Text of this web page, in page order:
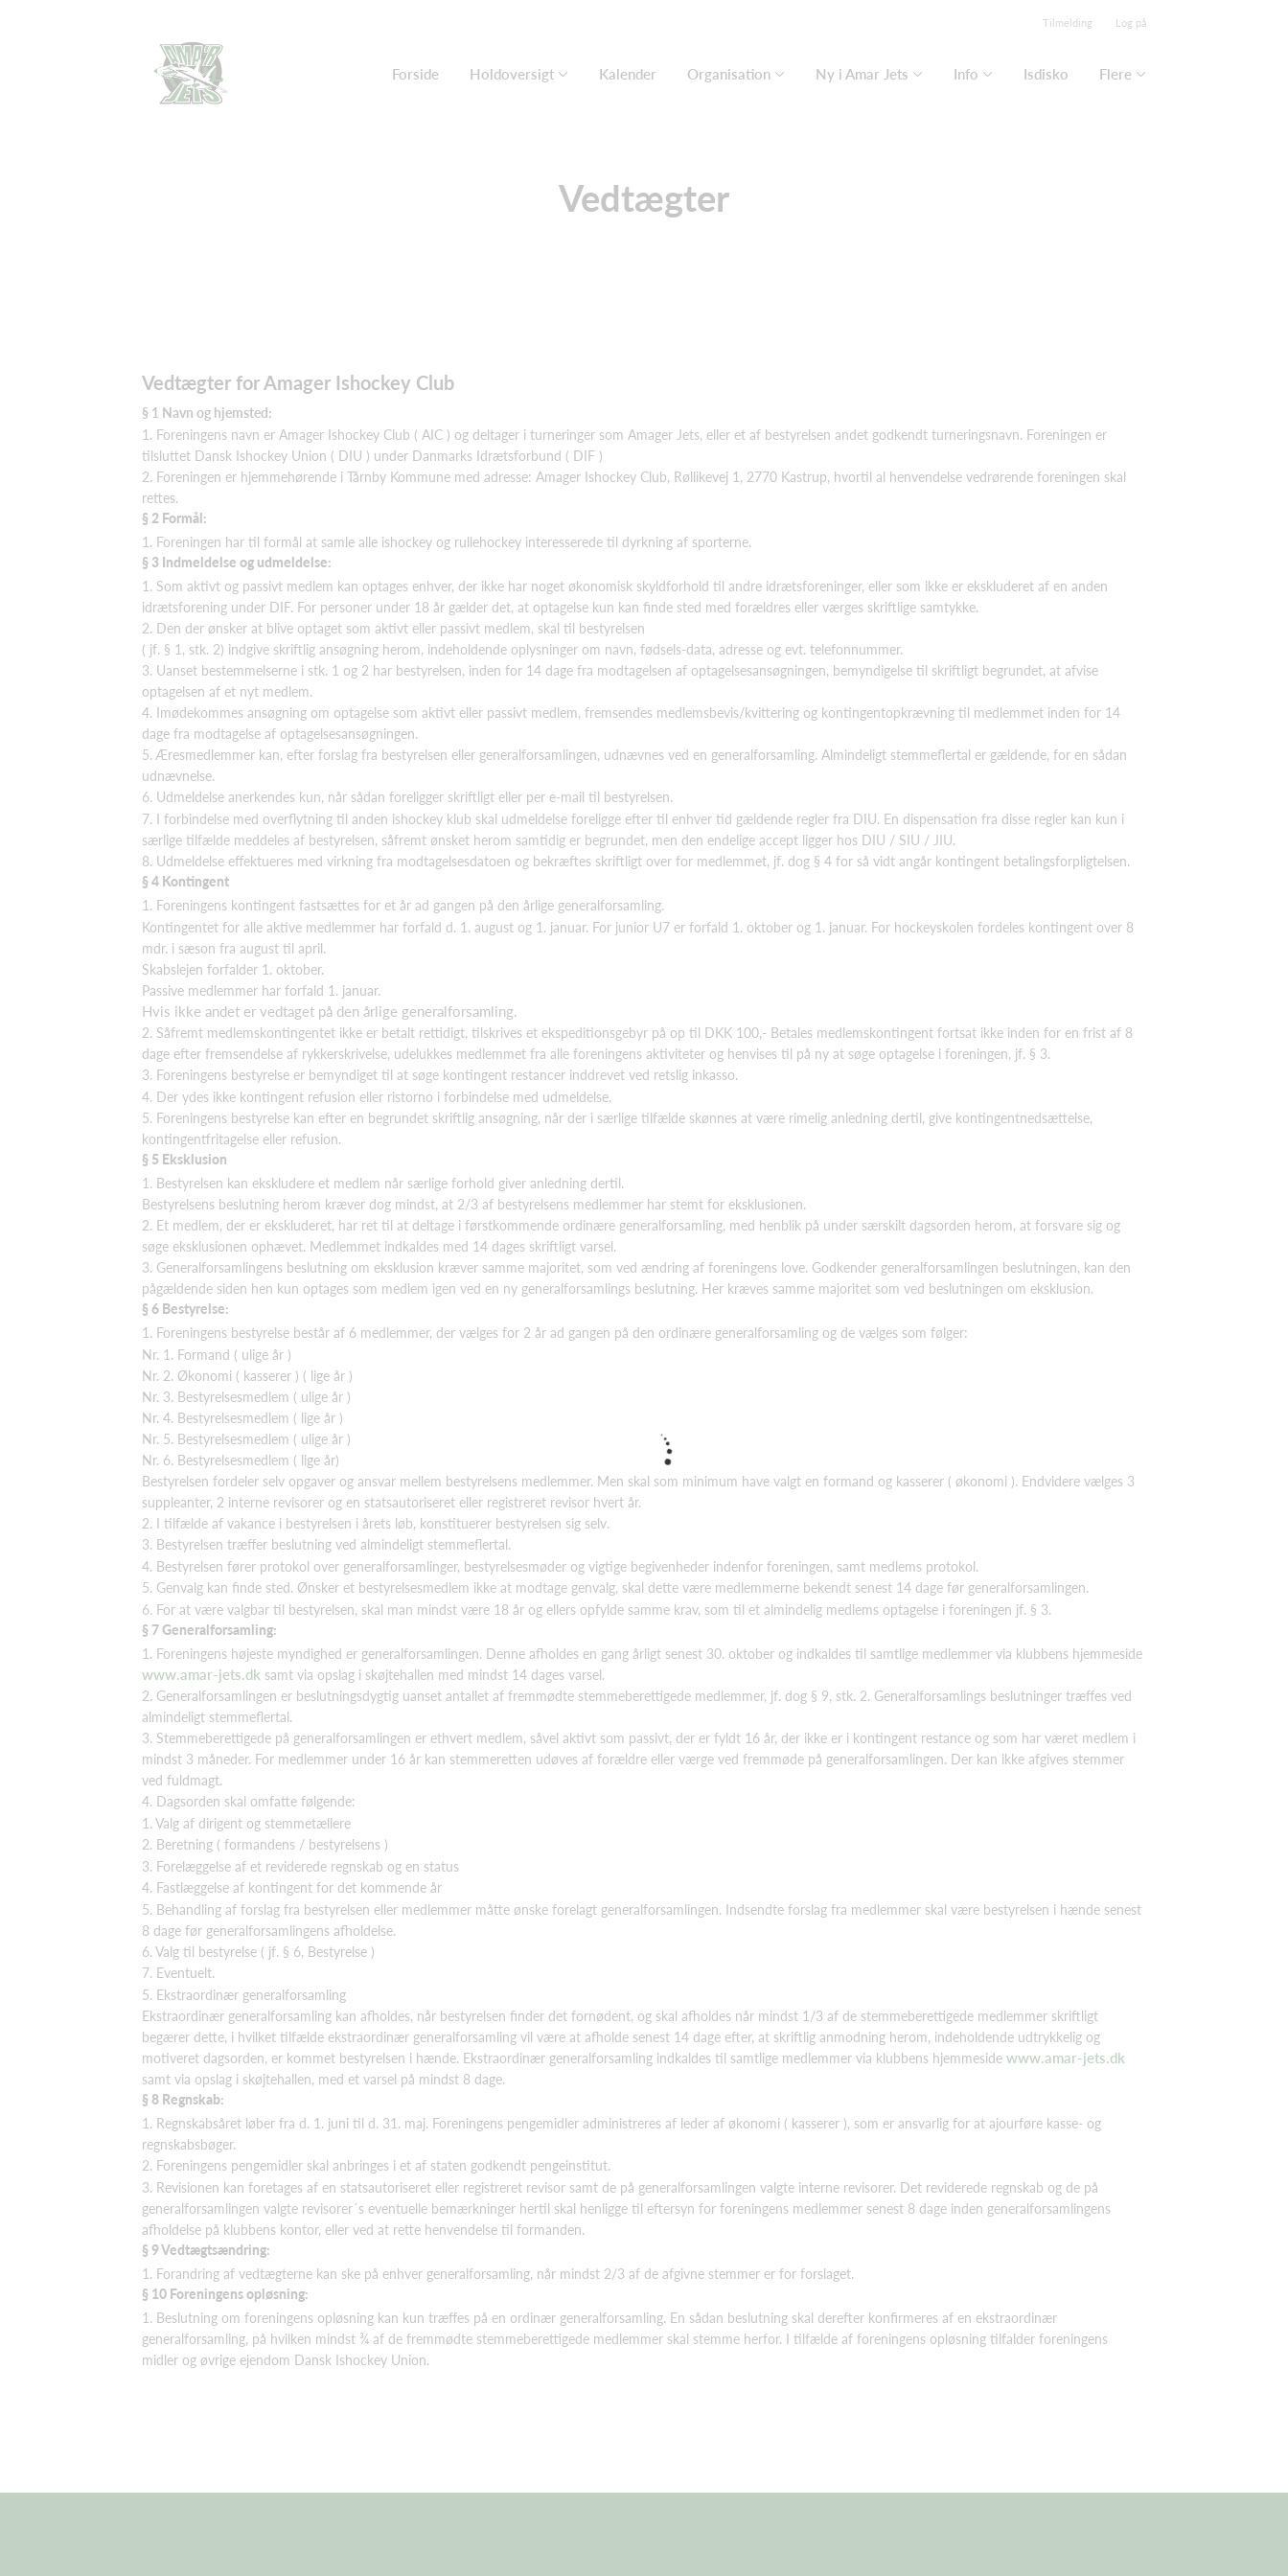
Tilmelding Log på
Forside Holdoversigt Kalender Organisation Ny i Amar Jets Info Isdisko Flere
Vedtægter
Vedtægter for Amager Ishockey Club
§ 1 Navn og hjemsted:
1. Foreningens navn er Amager Ishockey Club ( AIC ) og deltager i turneringer som Amager Jets, eller et af bestyrelsen andet godkendt turneringsnavn. Foreningen er
tilsluttet Dansk Ishockey Union ( DIU ) under Danmarks Idrætsforbund ( DIF )
2. Foreningen er hjemmehørende i Tårnby Kommune med adresse: Amager Ishockey Club, Røllikevej 1, 2770 Kastrup, hvortil al henvendelse vedrørende foreningen skal
rettes.
§ 2 Formål:
1. Foreningen har til formål at samle alle ishockey og rullehockey interesserede til dyrkning af sporterne.
§ 3 Indmeldelse og udmeldelse:
1. Som aktivt og passivt medlem kan optages enhver, der ikke har noget økonomisk skyldforhold til andre idrætsforeninger, eller som ikke er ekskluderet af en anden
idrætsforening under DIF. For personer under 18 år gælder det, at optagelse kun kan finde sted med forældres eller værges skriftlige samtykke.
2. Den der ønsker at blive optaget som aktivt eller passivt medlem, skal til bestyrelsen
( jf. § 1, stk. 2) indgive skriftlig ansøgning herom, indeholdende oplysninger om navn, fødsels-data, adresse og evt. telefonnummer.
3. Uanset bestemmelserne i stk. 1 og 2 har bestyrelsen, inden for 14 dage fra modtagelsen af optagelsesansøgningen, bemyndigelse til skriftligt begrundet, at afvise
optagelsen af et nyt medlem.
4. Imødekommes ansøgning om optagelse som aktivt eller passivt medlem, fremsendes medlemsbevis/kvittering og kontingentopkrævning til medlemmet inden for 14
dage fra modtagelse af optagelsesansøgningen.
5. Æresmedlemmer kan, efter forslag fra bestyrelsen eller generalforsamlingen, udnævnes ved en generalforsamling. Almindeligt stemmeflertal er gældende, for en sådan
udnævnelse.
6. Udmeldelse anerkendes kun, når sådan foreligger skriftligt eller per e-mail til bestyrelsen.
7. I forbindelse med overflytning til anden ishockey klub skal udmeldelse foreligge efter til enhver tid gældende regler fra DIU. En dispensation fra disse regler kan kun i
særlige tilfælde meddeles af bestyrelsen, såfremt ønsket herom samtidig er begrundet, men den endelige accept ligger hos DIU / SIU / JIU.
8. Udmeldelse effektueres med virkning fra modtagelsesdatoen og bekræftes skriftligt over for medlemmet, jf. dog § 4 for så vidt angår kontingent betalingsforpligtelsen.
§ 4 Kontingent
1. Foreningens kontingent fastsættes for et år ad gangen på den årlige generalforsamling.
Kontingentet for alle aktive medlemmer har forfald d. 1. august og 1. januar. For junior U7 er forfald 1. oktober og 1. januar. For hockeyskolen fordeles kontingent over 8
mdr. i sæson fra august til april.
Skabslejen forfalder 1. oktober.
Passive medlemmer har forfald 1. januar.
Hvis ikke andet er vedtaget på den årlige generalforsamling.
2. Såfremt medlemskontingentet ikke er betalt rettidigt, tilskrives et ekspeditionsgebyr på op til DKK 100,- Betales medlemskontingent fortsat ikke inden for en frist af 8
dage efter fremsendelse af rykkerskrivelse, udelukkes medlemmet fra alle foreningens aktiviteter og henvises til på ny at søge optagelse i foreningen, jf. § 3.
3. Foreningens bestyrelse er bemyndiget til at søge kontingent restancer inddrevet ved retslig inkasso.
4. Der ydes ikke kontingent refusion eller ristorno i forbindelse med udmeldelse.
5. Foreningens bestyrelse kan efter en begrundet skriftlig ansøgning, når der i særlige tilfælde skønnes at være rimelig anledning dertil, give kontingentnedsættelse,
kontingentfritagelse eller refusion.
§ 5 Eksklusion
1. Bestyrelsen kan ekskludere et medlem når særlige forhold giver anledning dertil.
Bestyrelsens beslutning herom kræver dog mindst, at 2/3 af bestyrelsens medlemmer har stemt for eksklusionen.
2. Et medlem, der er ekskluderet, har ret til at deltage i førstkommende ordinære generalforsamling, med henblik på under særskilt dagsorden herom, at forsvare sig og
søge eksklusionen ophævet. Medlemmet indkaldes med 14 dages skriftligt varsel.
3. Generalforsamlingens beslutning om eksklusion kræver samme majoritet, som ved ændring af foreningens love. Godkender generalforsamlingen beslutningen, kan den
pågældende siden hen kun optages som medlem igen ved en ny generalforsamlings beslutning. Her kræves samme majoritet som ved beslutningen om eksklusion.
§ 6 Bestyrelse:
1. Foreningens bestyrelse består af 6 medlemmer, der vælges for 2 år ad gangen på den ordinære generalforsamling og de vælges som følger:
Nr. 1. Formand ( ulige år )
Nr. 2. Økonomi ( kasserer ) ( lige år )
Nr. 3. Bestyrelsesmedlem ( ulige år )
Nr. 4. Bestyrelsesmedlem ( lige år )
Nr. 5. Bestyrelsesmedlem ( ulige år )
Nr. 6. Bestyrelsesmedlem ( lige år)
Bestyrelsen fordeler selv opgaver og ansvar mellem bestyrelsens medlemmer. Men skal som minimum have valgt en formand og kasserer ( økonomi ). Endvidere vælges 3
suppleanter, 2 interne revisorer og en statsautoriseret eller registreret revisor hvert år.
2. I tilfælde af vakance i bestyrelsen i årets løb, konstituerer bestyrelsen sig selv.
3. Bestyrelsen træffer beslutning ved almindeligt stemmeflertal.
4. Bestyrelsen fører protokol over generalforsamlinger, bestyrelsesmøder og vigtige begivenheder indenfor foreningen, samt medlems protokol.
5. Genvalg kan finde sted. Ønsker et bestyrelsesmedlem ikke at modtage genvalg, skal dette være medlemmerne bekendt senest 14 dage før generalforsamlingen.
6. For at være valgbar til bestyrelsen, skal man mindst være 18 år og ellers opfylde samme krav, som til et almindelig medlems optagelse i foreningen jf. § 3.
§ 7 Generalforsamling:
1. Foreningens højeste myndighed er generalforsamlingen. Denne afholdes en gang årligt senest 30. oktober og indkaldes til samtlige medlemmer via klubbens hjemmeside
www.amar-jets.dk samt via opslag i skøjtehallen med mindst 14 dages varsel.
2. Generalforsamlingen er beslutningsdygtig uanset antallet af fremmødte stemmeberettigede medlemmer, jf. dog § 9, stk. 2. Generalforsamlings beslutninger træffes ved
almindeligt stemmeflertal.
3. Stemmeberettigede på generalforsamlingen er ethvert medlem, såvel aktivt som passivt, der er fyldt 16 år, der ikke er i kontingent restance og som har været medlem i
mindst 3 måneder. For medlemmer under 16 år kan stemmeretten udøves af forældre eller værge ved fremmøde på generalforsamlingen. Der kan ikke afgives stemmer
ved fuldmagt.
4. Dagsorden skal omfatte følgende:
1. Valg af dirigent og stemmetællere
2. Beretning ( formandens / bestyrelsens )
3. Forelæggelse af et reviderede regnskab og en status
4. Fastlæggelse af kontingent for det kommende år
5. Behandling af forslag fra bestyrelsen eller medlemmer måtte ønske forelagt generalforsamlingen. Indsendte forslag fra medlemmer skal være bestyrelsen i hænde senest
8 dage før generalforsamlingens afholdelse.
6. Valg til bestyrelse ( jf. § 6, Bestyrelse )
7. Eventuelt.
5. Ekstraordinær generalforsamling
Ekstraordinær generalforsamling kan afholdes, når bestyrelsen finder det fornødent, og skal afholdes når mindst 1/3 af de stemmeberettigede medlemmer skriftligt
begærer dette, i hvilket tilfælde ekstraordinær generalforsamling vil være at afholde senest 14 dage efter, at skriftlig anmodning herom, indeholdende udtrykkelig og
motiveret dagsorden, er kommet bestyrelsen i hænde. Ekstraordinær generalforsamling indkaldes til samtlige medlemmer via klubbens hjemmeside www.amar-jets.dk
samt via opslag i skøjtehallen, med et varsel på mindst 8 dage.
§ 8 Regnskab:
1. Regnskabsåret løber fra d. 1. juni til d. 31. maj. Foreningens pengemidler administreres af leder af økonomi ( kasserer ), som er ansvarlig for at ajourføre kasse- og
regnskabsbøger.
2. Foreningens pengemidler skal anbringes i et af staten godkendt pengeinstitut.
3. Revisionen kan foretages af en statsautoriseret eller registreret revisor samt de på generalforsamlingen valgte interne revisorer. Det reviderede regnskab og de på
generalforsamlingen valgte revisorer´s eventuelle bemærkninger hertil skal henligge til eftersyn for foreningens medlemmer senest 8 dage inden generalforsamlingens
afholdelse på klubbens kontor, eller ved at rette henvendelse til formanden.
§ 9 Vedtægtsændring:
1. Forandring af vedtægterne kan ske på enhver generalforsamling, når mindst 2/3 af de afgivne stemmer er for forslaget.
§ 10 Foreningens opløsning:
1. Beslutning om foreningens opløsning kan kun træffes på en ordinær generalforsamling. En sådan beslutning skal derefter konfirmeres af en ekstraordinær
generalforsamling, på hvilken mindst ¾ af de fremmødte stemmeberettigede medlemmer skal stemme herfor. I tilfælde af foreningens opløsning tilfalder foreningens
midler og øvrige ejendom Dansk Ishockey Union.